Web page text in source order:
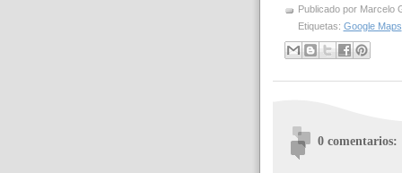
Publicado por Marcelo
Etiquetas: Google Maps
0 comentarios: